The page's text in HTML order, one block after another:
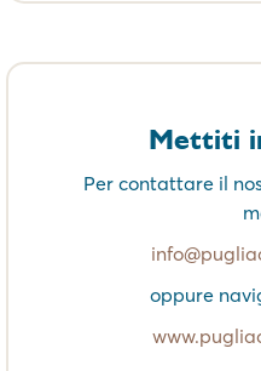
Mettiti
Per contattare il
oppure